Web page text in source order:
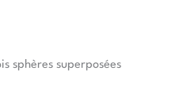
sphères superposées